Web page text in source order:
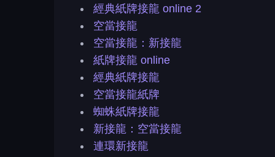
經典紙牌接龍 online 2
空當接龍
空當接龍：新接龍
紙牌接龍 online
經典紙牌接龍
空當接龍紙牌
蜘蛛紙牌接龍
新接龍：空當接龍
連環新接龍